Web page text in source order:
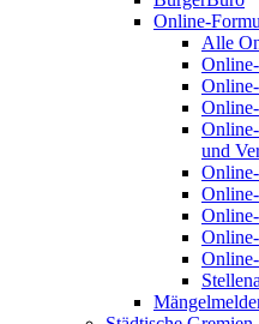
Online-
Alle
und